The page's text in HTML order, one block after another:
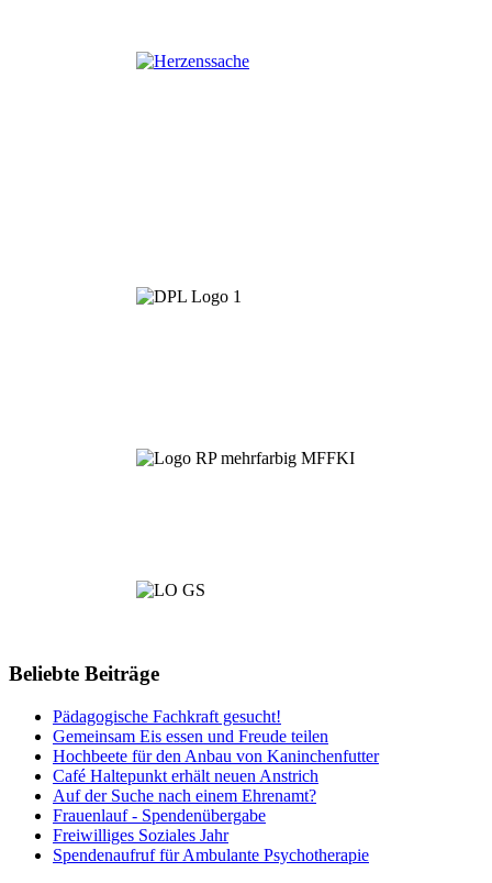
Beliebte Beiträge
Pädagogische Fachkraft gesucht!
Gemeinsam Eis essen und Freude teilen
Hochbeete für den Anbau von Kaninchenfutter
Café Haltepunkt erhält neuen Anstrich
Auf der Suche nach einem Ehrenamt?
Frauenlauf - Spendenübergabe
Freiwilliges Soziales Jahr
Spendenaufruf für Ambulante Psychotherapie